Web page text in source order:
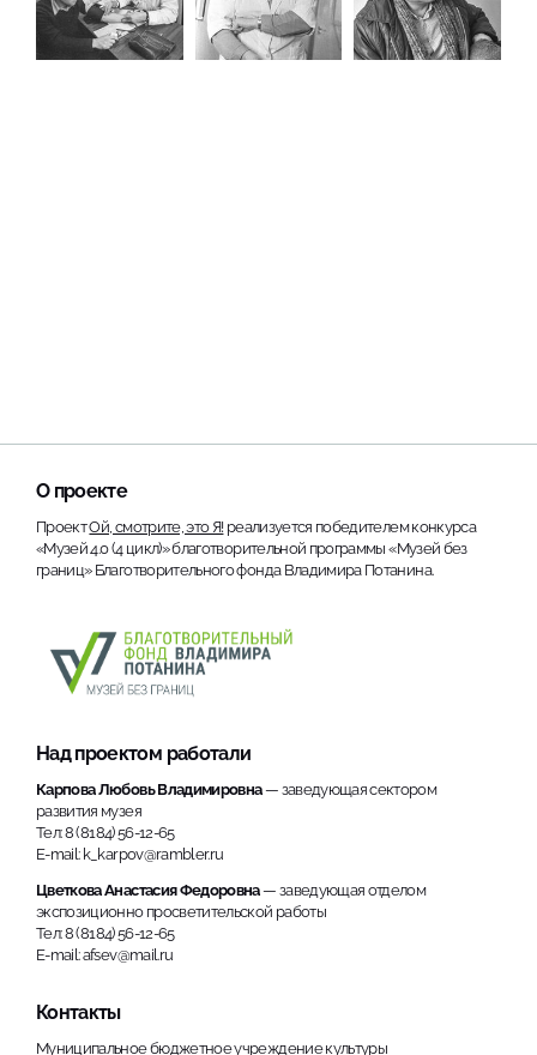
О проекте
ПроектОй, смотрите, это Я! реализуется победителем конкурса
«Музей 4.0 (4 цикл)» благотворительной программы «Музей без
границ» Благотворительного фонда Владимира Потанина.
Над проектом работали
Карпова Любовь Владимировна— заведующая сектором
развития музея
Тел: 8 (8184) 56-12-65
E-mail: k_karpov@rambler.ru
Цветкова Анастасия Федоровна— заведующая отделом
экспозиционно просветительской работы
Тел: 8 (8184) 56-12-65
E-mail: afsev@mail.ru
Контакты
Муниципальное бюджетное учреждение культуры